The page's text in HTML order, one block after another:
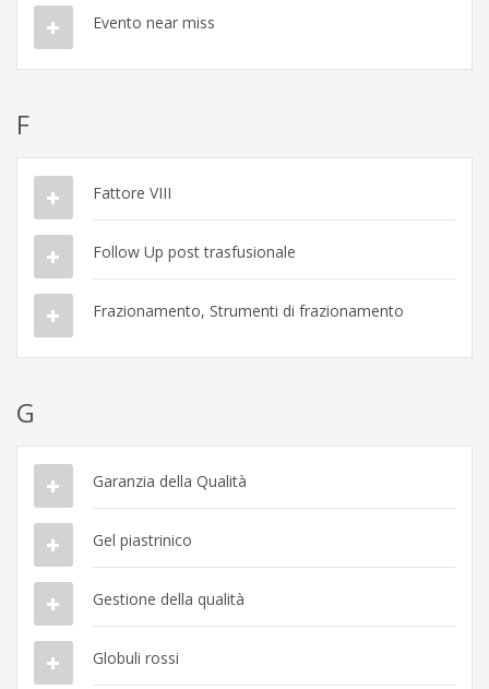
Evento near miss
F
Fattore VIII
Follow Up post trasfusionale
Frazionamento, Strumenti di frazionamento
G
Garanzia della Qualità
Gel piastrinico
Gestione della qualità
Globuli rossi